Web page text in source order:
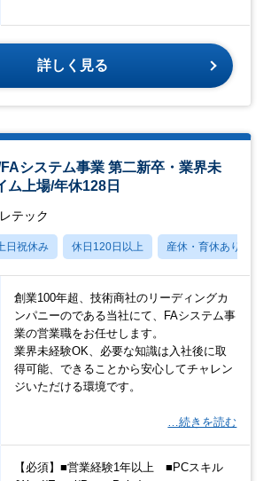
詳しく見る
FAシステム事業 第⼆新卒・業界未
ム上場/年休128⽇
テック
日祝休み 休日120日以上 産休・育休あり
創業100年超、技術商社のリーディングカ
ンパニーのである当社にて、FAシステム事
業の営業職をお任せします。
業界未経験OK、必要な知識は⼊社後に取
得可能、できることから安⼼してチャレン
ジいただける環境です。
…続きを読む
【必須】■営業経験1年以上 ■PCスキル